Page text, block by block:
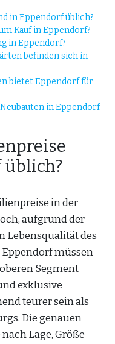
in Eppendorf üblich?
Kauf in Eppendorf?
in Eppendorf?
befinden sich in
bietet Eppendorf für
in Eppendorf
üblich?
in der
aufgrund der
Lebensqualität des
müssen
Segment
exklusive
teurer sein als
Die genauen
Lage, Größe